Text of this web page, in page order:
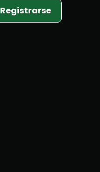
Registrarse